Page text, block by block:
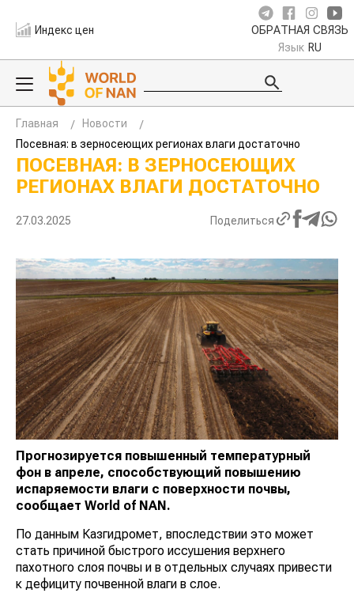
Индекс цен ОБРАТНАЯ СВЯЗЬ
Язык RU
Главная
Новости
Посевная: в зерносеющих регионах влаги достаточно
ПОСЕВНАЯ: В ЗЕРНОСЕЮЩИХ
РЕГИОНАХ ВЛАГИ ДОСТАТОЧНО
27.03.2025 Поделиться
Прогнозируется повышенный температурный
фон в апреле, способствующий повышению
испаряемости влаги с поверхности почвы,
сообщает World of NAN.
По данным Казгидромет, впоследствии это может
стать причиной быстрого иссушения верхнего
пахотного слоя почвы и в отдельных случаях привести
к дефициту почвенной влаги в слое.